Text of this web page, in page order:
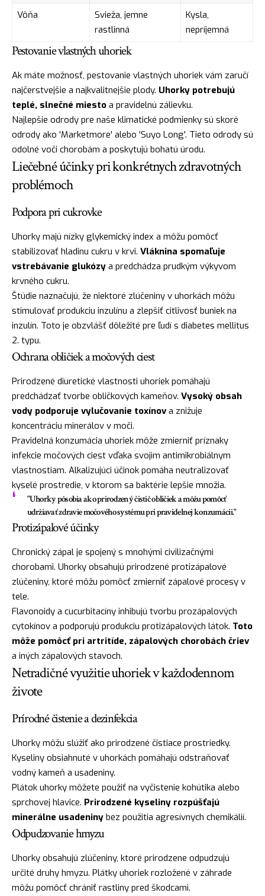
Vôňa
Svieža, jemne
rastlinná
Kysla,
nepríjemná
Pestovanie vlastných uhoriek
Ak máte možnosť, pestovanie vlastných uhoriek vám zaručí
najčerstvejšie a najkvalitnejšie plody. Uhorky potrebujú
teplé, slnečné miesto a pravidelnú zálievku.
Najlepšie odrody pre naše klimatické podmienky sú skoré
odrody ako 'Marketmore' alebo 'Suyo Long'. Tieto odrody sú
odolné voči chorobám a poskytujú bohatú úrodu.
Liečebné účinky pri konkrétnych zdravotných
problémoch
Podpora pri cukrovke
Uhorky majú nízky glykemický index a môžu pomôcť
stabilizovať hladinu cukru v krvi. Vláknina spomaľuje
vstrebávanie glukózy a predchádza prudkým výkyvom
krvného cukru.
Štúdie naznačujú, že niektoré zlúčeniny v uhorkách môžu
stimulovať produkciu inzulínu a zlepšiť citlivosť buniek na
inzulín. Toto je obzvlášť dôležité pre ľudí s diabetes mellitus
2. typu.
Ochrana obličiek a močových ciest
Prirodzené diuretické vlastnosti uhoriek pomáhajú
predchádzať tvorbe obličkových kameňov. Vysoký obsah
vody podporuje vylučovanie toxínova znižuje
koncentráciu minerálov v moči.
Pravidelná konzumácia uhoriek môže zmierniť príznaky
infekcie močových ciest vďaka svojim antimikrobiálnym
vlastnostiam. Alkalizujúci účinok pomáha neutralizovať
kyselé prostredie, v ktorom sa baktérie lepšie množia.
"Uhorky pôsobia ako prirodzený čistič obličiek a môžu pomôcť
udržiavať zdravie močového systému pri pravidelnej konzumácii."
Protizápalové účinky
Chronický zápal je spojený s mnohými civilizačnými
chorobami. Uhorky obsahujú prirodzené protizápalové
zlúčeniny, ktoré môžu pomôcť zmierniť zápalové procesy v
tele.
Flavonoidy a cucurbitacíny inhibujú tvorbu prozápalových
cytokínov a podporujú produkciu protizápalových látok. Toto
môže pomôcť pri artritíde, zápalových chorobách čriev
a iných zápalových stavoch.
Netradičné využitie uhoriek v každodennom
živote
Prírodné čistenie a dezinfekcia
Uhorky môžu slúžiť ako prirodzené čistiace prostriedky.
Kyseliny obsiahnuté v uhorkách pomáhajú odstraňovať
vodný kameň a usadeniny.
Plátok uhorky môžete použiť na vyčistenie kohútika alebo
sprchovej hlavice. Prirodzené kyseliny rozpúšťajú
minerálne usadeniny bez použitia agresívnych chemikálií.
Odpudzovanie hmyzu
Uhorky obsahujú zlúčeniny, ktoré prirodzene odpudzujú
určité druhy hmyzu. Plátky uhoriek rozložené v záhrade
môžu pomôcť chrániť rastliny pred škodcami.